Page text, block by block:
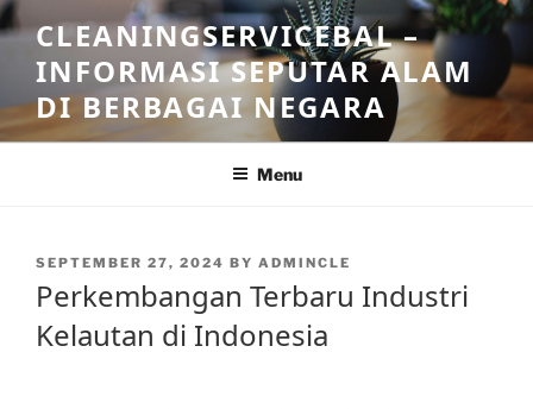
Skip
to
content
CLEANINGSERVICEBAL –
INFORMASI SEPUTAR ALAM
DI BERBAGAI NEGARA
Menu
POSTED
SEPTEMBER 27, 2024 BY ADMINCLE
Perkembangan Terbaru Industri
Kelautan di Indonesia